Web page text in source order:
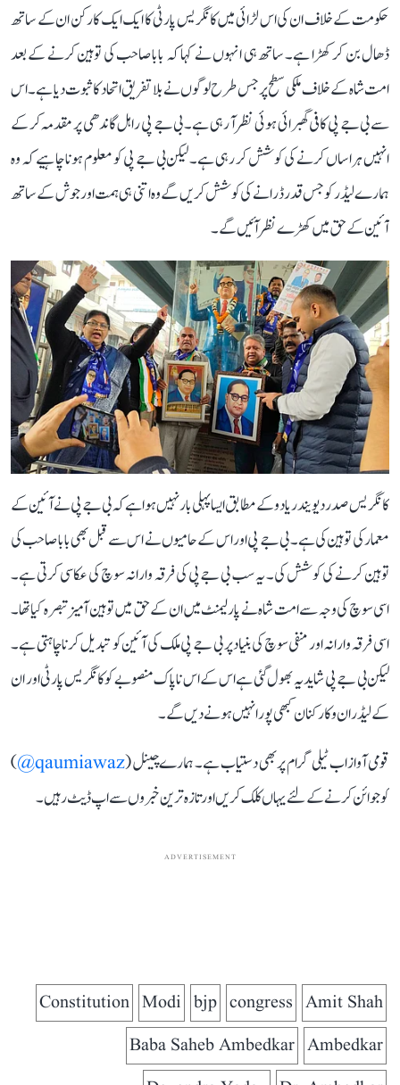
حکومت کے خلاف ان کی اس لڑائی میں کانگریس پارٹی کا ایک ایک کارکن ان کے ساتھ
ڈھال بن کر کھڑا ہے۔ ساتھ ہی انہوں نے کہا کہ بابا صاحب کی توہین کرنے کے بعد
امت شاہ کے خلاف ملکی سطح پر جس طرح لوگوں نے بلا تفریق اتحاد کا ثبوت دیا ہے۔ اس
سے بی جے پی کافی گھبرائی ہوئی نظر آ رہی ہے۔ بی جے پی راہل گاندھی پر مقدمہ کر کے
انہیں ہراساں کرنے کی کوشش کر رہی ہے۔ لیکن بی جے پی کو معلوم ہونا چاہیے کہ وہ
ہمارے لیڈر کو جس قدر ڈرانے کی کوشش کریں گے وہ اتنی ہی ہمت اور جوش کے ساتھ
آئین کے حق میں کھڑے نظر آئیں گے۔
کانگریس صدر دیویندر یادو کے مطابق ایسا پہلی بار نہیں ہوا ہے کہ بی جے پی نے آئین کے
معمار کی توہین کی ہے۔ بی جے پی اور اس کے حامیوں نے اس سے قبل بھی بابا صاحب کی
توہین کرنے کی کوشش کی۔ یہ سب بی جے پی کی فرقہ وارانہ سوچ کی عکاسی کرتی ہے۔
اسی سوچ کی وجہ سے امت شاہ نے پارلیمنٹ میں ان کے حق میں توہین آمیز تبصرہ کیا تھا۔
اسی فرقہ وارانہ اور منفی سوچ کی بنیاد پر بی جے پی ملک کی آئین کو تبدیل کرنا چاہتی ہے۔
لیکن بی جے پی شاید یہ بھول گئی ہے اس کے اس ناپاک منصوبے کو کانگریس پارٹی اور ان
کے لیڈران و کارکنان کبھی پورا نہیں ہونے دیں گے۔
قومی آواز اب ٹیلی گرام پر بھی دستیاب ہے۔ ہمارے چینل (qaumiawaz@
)
کو جوائن کرنے کے لئے یہاں کلک کریں اور تازہ ترین خبروں سے اپ ڈیٹ رہیں۔
ADVERTISEMENT
Amit Shah
congress
bjp
Modi
Constitution
Ambedkar
Baba Saheb Ambedkar